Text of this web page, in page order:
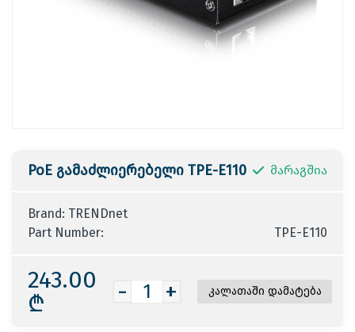
PoE გამაძლიერებელი TPE-E110 მარაგშია
Brand: TRENDnet
Part Number:
TPE-E110
243.00
₾
- +